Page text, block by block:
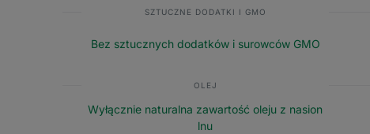
SZTUCZNE DODATKI I GMO
Bez sztucznych dodatków i surowców GMO
OLEJ
Wyłącznie naturalna zawartość oleju z nasion
lnu